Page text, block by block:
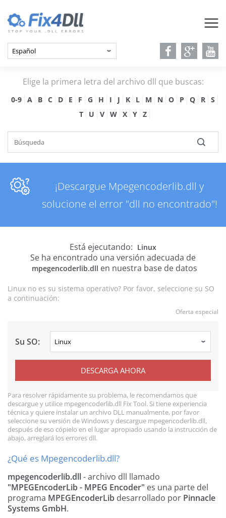
Elige la primera letra del archivo dll que buscas:
0-9 A B C D E F G H I J K L M N O P Q R
S
T
U V W X Y Z
¡Descargue Mpegencoderlib.dll y
solucione el error "dll no encontrado"!
Está ejecutando: Linux
Se ha encontrado una versión adecuada de
mpegencoderlib.dll en nuestra base de datos
Linux no es su sistema operativo? Por favor, seleccione su SO
a continuación:
Oferta especial
Su SO:
DESCARGA AHORA
Para resolver rápidamente su problema, le recomendamos que
descargue y utilice mpegencoderlib.dll Fix Tool. Si tiene experiencia
técnica y quiere instalar un archivo DLL manualmente, por favor
seleccione su versión de Windows y descargue mpegencoderlib.dll,
después de eso cópielo en el lugar apropiado usando la instrucción de
abajo, arreglará los errores dll.
¿Qué es Mpegencoderlib.dll?
mpegencoderlib.dll- archivo dll llamado
"MPEGEncoderLib - MPEG Encoder" es una parte del
programa MPEGEncoderLib desarrollado por Pinnacle
Systems GmbH.